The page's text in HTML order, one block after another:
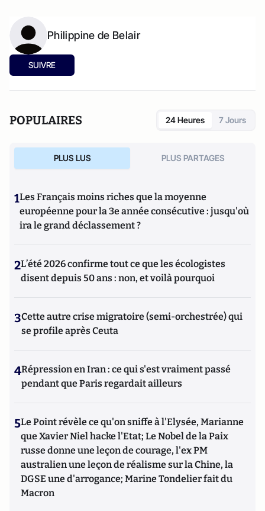
Philippine de Belair
SUIVRE
POPULAIRES 24 Heures 7 Jours
PLUS LUS PLUS PARTAGES
1Les Français moins riches que la moyenne
européenne pour la 3e année consécutive : jusqu'où
ira le grand déclassement ?
2L’été 2026 confirme tout ce que les écologistes
disent depuis 50 ans : non, et voilà pourquoi
3Cette autre crise migratoire (semi-orchestrée) qui
se profile après Ceuta
4Répression en Iran : ce qui s'est vraiment passé
pendant que Paris regardait ailleurs
5Le Point révèle ce qu'on sniffe à l'Elysée, Marianne
que Xavier Niel hacke l'Etat; Le Nobel de la Paix
russe donne une leçon de courage, l'ex PM
australien une leçon de réalisme sur la Chine, la
DGSE une d'arrogance; Marine Tondelier fait du
Macron